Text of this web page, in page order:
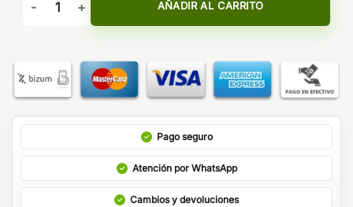
AÑADIR AL CARRITO
Pago seguro
Atención por WhatsApp
Cambios y devoluciones